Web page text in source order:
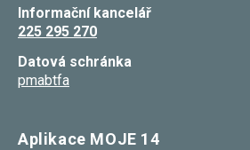
Informační kancelář
225 295 270
Datová schránka
pmabtfa
Aplikace MOJE 14